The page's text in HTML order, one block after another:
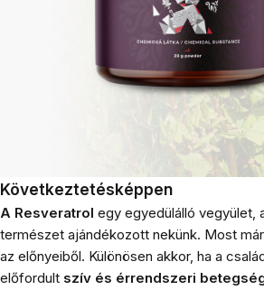
Következtetésképpen
A Resveratrol egy egyedülálló vegyület,
természet ajándékozott nekünk. Most
az előnyeiből. Különösen akkor, ha a
előfordult szív és érrendszeri